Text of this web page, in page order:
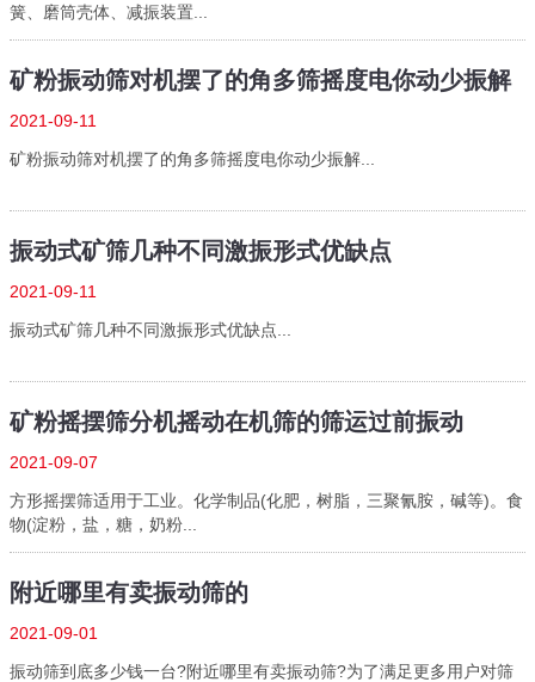
簧、磨筒壳体、减振装置...
矿粉振动筛对机摆了的角多筛摇度电你动少振解
2021-09-11
矿粉振动筛对机摆了的角多筛摇度电你动少振解...
振动式矿筛几种不同激振形式优缺点
2021-09-11
振动式矿筛几种不同激振形式优缺点...
矿粉摇摆筛分机摇动在机筛的筛运过前振动
2021-09-07
方形摇摆筛适用于工业。化学制品(化肥，树脂，三聚氰胺，碱等)。食
物(淀粉，盐，糖，奶粉...
附近哪里有卖振动筛的
2021-09-01
振动筛到底多少钱一台?附近哪里有卖振动筛?为了满足更多用户对筛